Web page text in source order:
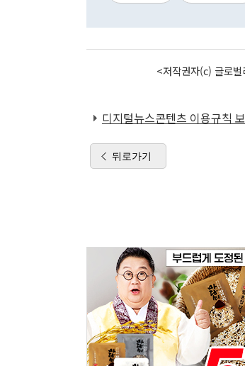
<저작권자(c) 글로
디지털뉴스콘텐츠 이용규칙
뒤로가기